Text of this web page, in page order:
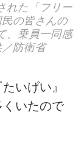
れた「フリー
の皆さんの
、乗員一同感
防衛省
いげい』
いたので